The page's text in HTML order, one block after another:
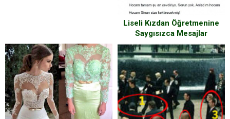
Liseli Kızdan Öğretmenine
Saygısızca Mesajlar